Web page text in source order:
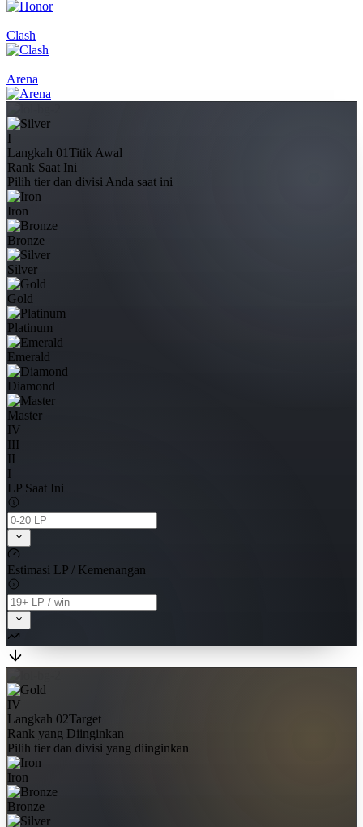
Clash
Arena
I
Langkah 01Titik Awal
Rank Saat Ini
Pilih tier dan divisi Anda saat ini
Iron
Bronze
Silver
Gold
Platinum
Emerald
Diamond
Master
IV
III
II
I
LP Saat Ini
Estimasi LP / Kemenangan
IV
Langkah 02Target
Rank yang Diinginkan
Pilih tier dan divisi yang diinginkan
Iron
Bronze